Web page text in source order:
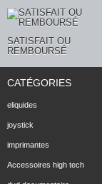
SATISFAIT OU
REMBOURSÉ
CATÉGORIES
eliquides
joystick
imprimantes
Accessoires high tech